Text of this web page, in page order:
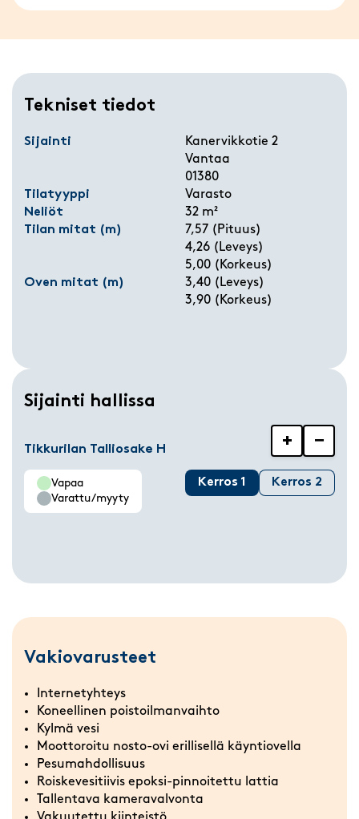
Tekniset tiedot
Sijainti
Kanervikkotie 2
Vantaa
01380
Tilatyyppi
Varasto
Neliöt
32 m²
Tilan mitat (m)
7,57 (Pituus)
4,26 (Leveys)
5,00 (Korkeus)
Oven mitat (m)
3,40 (Leveys)
3,90 (Korkeus)
Sijainti hallissa
Tikkurilan Talliosake H + −
Vapaa
Varattu/myyty
Kerros 1 Kerros 2
Vakiovarusteet
Internetyhteys
Koneellinen poistoilmanvaihto
Kylmä vesi
Moottoroitu nosto-ovi erillisellä käyntiovella
Pesumahdollisuus
Roiskevesitiivis epoksi-pinnoitettu lattia
Tallentava kameravalvonta